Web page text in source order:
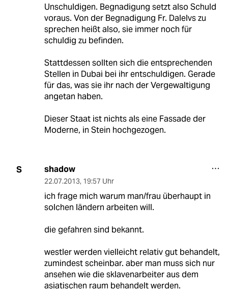
Unschuldigen. Begnadigung setzt also Schuld
voraus. Von der Begnadigung Fr. Dalelvs zu
sprechen heißt also, sie immer noch für
schuldig zu befinden.
Stattdessen sollten sich die entsprechenden
Stellen in Dubai bei ihr entschuldigen. Gerade
für das, was sie ihr nach der Vergewaltigung
angetan haben.
Dieser Staat ist nichts als eine Fassade der
Moderne, in Stein hochgezogen.
S shadow
22.07.2013, 19:57 Uhr
ich frage mich warum man/frau überhaupt in
solchen ländern arbeiten will.
die gefahren sind bekannt.
westler werden vielleicht relativ gut behandelt,
zumindest scheinbar. aber man muss sich nur
ansehen wie die sklavenarbeiter aus dem
asiatischen raum behandelt werden.